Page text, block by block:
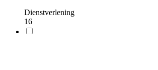
Dienstverlening
16